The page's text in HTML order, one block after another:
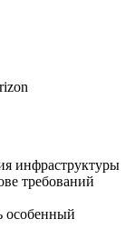
инфраструктуры
требований
особенный